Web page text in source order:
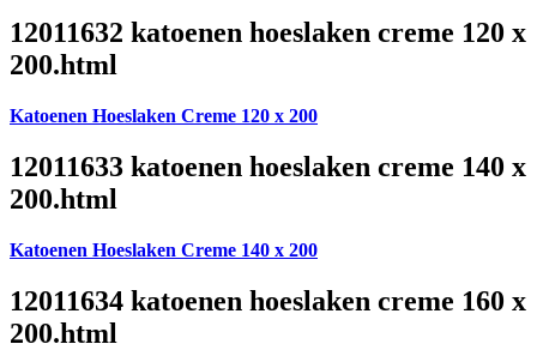
12011632 katoenen hoeslaken creme 120 x
200.html
Katoenen Hoeslaken Creme 120 x 200
12011633 katoenen hoeslaken creme 140 x
200.html
Katoenen Hoeslaken Creme 140 x 200
12011634 katoenen hoeslaken creme 160 x
200.html